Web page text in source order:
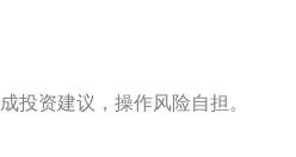
投资建议，操作风险自担。